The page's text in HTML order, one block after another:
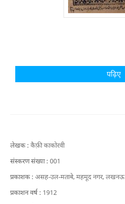
पढ़िए
लेखक : कैफ़ी काकोरवी
संस्करण संख्या : 001
प्रकाशक : असह-उल-मताबे, महमूद नगर, लखनऊ
प्रकाशन वर्ष : 1912